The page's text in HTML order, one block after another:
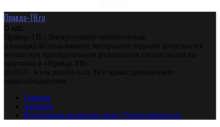
Правда-ТВ.ru
О нас
Правда-ТВ - Дискуссионно политическая
площадка.Использование материалов издания допускается
только при одновременном размещении гиперссылки на
оригинал в «Правда-ТВ»
@2023 - www.pravda-tv.ru. Все права принадлежат
правообладателям.
Главная
Авторам
Владельцам авторских прав. Ответственности.